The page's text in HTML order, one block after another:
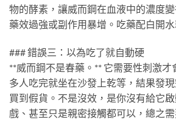
物的酵素，讓威而鋼在血液中的濃度
藥效過強或副作用暴增。吃藥配白開
### 錯誤三：以為吃了就自動硬
**威而鋼不是春藥。** 它需要性刺激才
多人吃完就坐在沙發上乾等，結果發
買到假貨。不是沒效，是你沒有給它
戲、甚至只是親密接觸都可以，總之需